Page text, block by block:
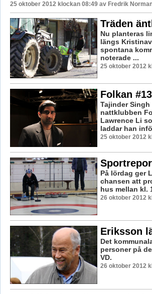
25 oktober 2012 klockan 08:49 av Fredrik
Träden
Nu planteras
längs
spontana
noterade ...
25 oktober 2012
Folkan
Tajinder Singh
nattklubben
Lawrence Li
laddar han
25 oktober 2012
På lördag ger
chansen att
hus mellan kl.
26 oktober 2012
Eriksson
Det
personer på
VD.
26 oktober 2012